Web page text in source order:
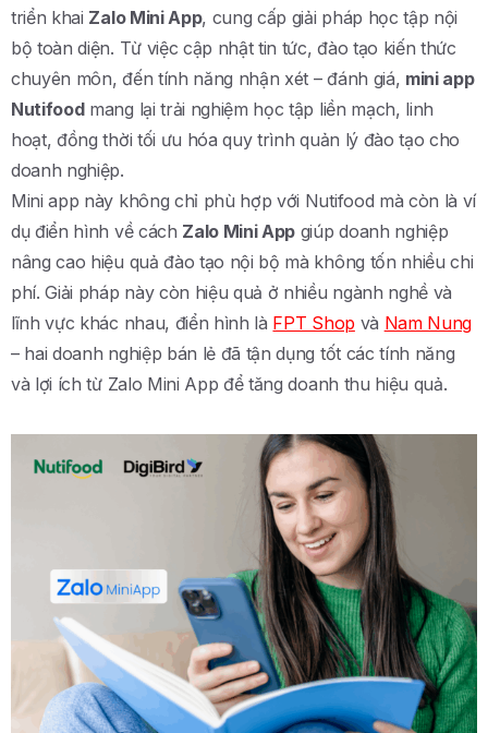
triển khai Zalo Mini App, cung cấp giải pháp học tập nội
bộ toàn diện. Từ việc cập nhật tin tức, đào tạo kiến thức
chuyên môn, đến tính năng nhận xét – đánh giá, mini app
Nutifoodmang lại trải nghiệm học tập liền mạch, linh
hoạt, đồng thời tối ưu hóa quy trình quản lý đào tạo cho
doanh nghiệp.
Mini app này không chỉ phù hợp với Nutifood mà còn là ví
dụ điển hình về cách Zalo Mini App giúp doanh nghiệp
nâng cao hiệu quả đào tạo nội bộ mà không tốn nhiều chi
phí. Giải pháp này còn hiệu quả ở nhiều ngành nghề và
lĩnh vực khác nhau, điển hình là FPT Shop và Nam Nung
– hai doanh nghiệp bán lẻ đã tận dụng tốt các tính năng
và lợi ích từ Zalo Mini App để tăng doanh thu hiệu quả.